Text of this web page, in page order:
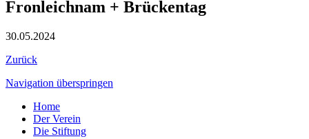
Fronleichnam + Brückentag
30.05.2024
Zurück
Navigation überspringen
Home
Der Verein
Die Stiftung